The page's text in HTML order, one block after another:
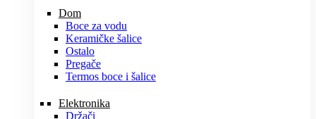
Dom
Boce za vodu
Keramičke šalice
Ostalo
Pregače
Termos boce i šalice
Elektronika
Držači